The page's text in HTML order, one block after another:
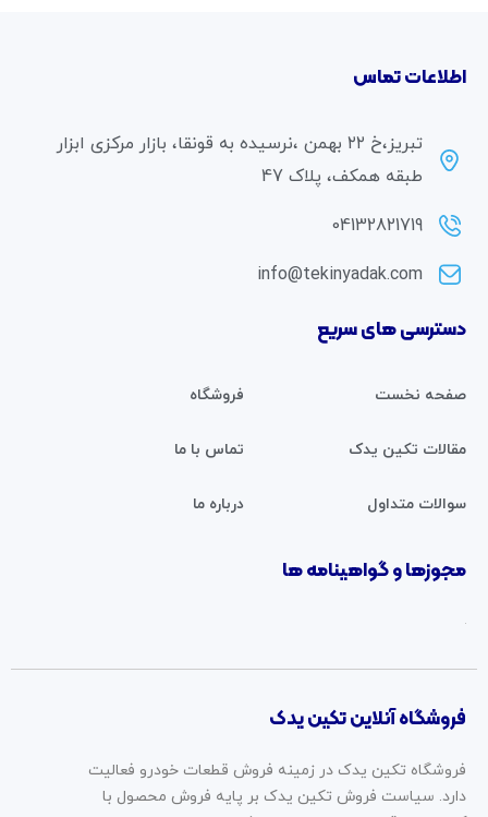
اطلاعات تماس
تبریز،خ ۲۲ بهمن ،نرسیده به قونقا، بازار مرکزی ابزار
طبقه همکف، پلاک 47
04132821719
info@tekinyadak.com
دسترسی های سریع
صفحه نخست فروشگاه
مقالات تکین یدک تماس با ما
سوالات متداول درباره ما
مجوزها و گواهینامه ها
فروشگاه آنلاین تکین یدک
فروشگاه تکین یدک در زمینه فروش قطعات خودرو فعالیت
دارد. سیاست فروش تکین یدک بر پایه فروش محصول با